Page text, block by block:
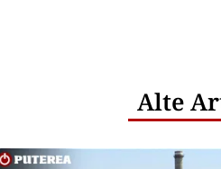
Alte